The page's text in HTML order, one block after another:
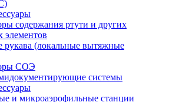
содержания ртути и других
элементов
(локальные вытяжные
СОЭ
системы
и микроаэрофильные станции